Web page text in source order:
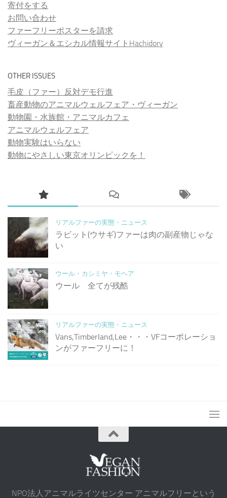
寄付をする
お問い合わせ
ファーフリーポスターを請求
ヴィーガン＆エシカル情報サイトHachidory
OTHER ISSUES
毛皮（ファー）反対デモ行進
畜産動物のアニマルウェルフェア・ヴィーガン
動物園・水族館・アニマルカフェ
アニマルウェルフェア
動物実験はいらない
動物にやさしい東京オリンピックを！
リアルファーの実態・ニュース
ラビット(ウサギ)ファーは肉の副産物じゃな
い
ウール・カシミヤ・モヘア
ウール 全てが残酷
リアルファーの実態・ニュース
Vans,Timberland,Lee・・・VFコーポレーショ
ンがファーフリーに！
NPO法人アニマルライツセンター アニマルフリーという